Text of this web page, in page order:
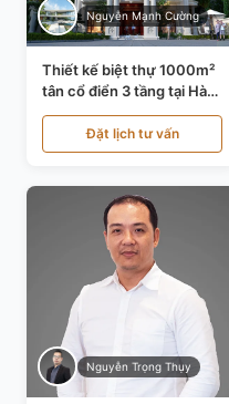
Nguyễn Mạnh Cường
Thiết kế biệt thự 1000m²
tân cổ điển 3 tầng tại Hà
Nội KT21010
Đặt lịch tư vấn
Nguyễn Trọng Thụy